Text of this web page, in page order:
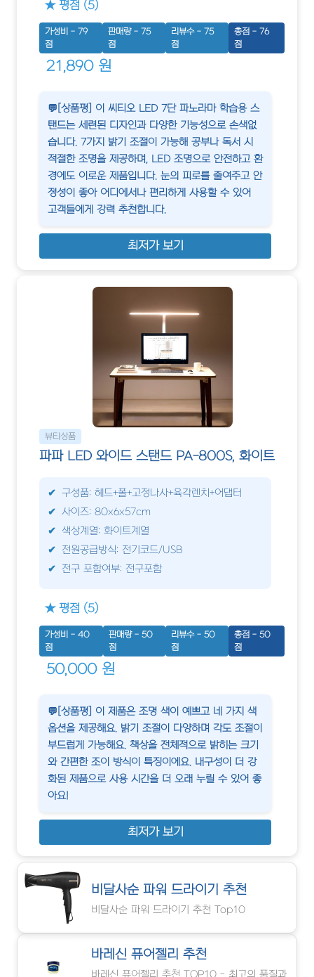
★ 평점 (5)
가성비 - 79
점
판매량 - 75
점
리뷰수 - 75
점
총점 - 76
점
21,890 원
💬[상품평] 이 씨티오 LED 7단 파노라마 학습용 스
탠드는 세련된 디자인과 다양한 기능성으로 손색없
습니다. 7가지 밝기 조절이 가능해 공부나 독서 시
적절한 조명을 제공하며, LED 조명으로 안전하고 환
경에도 이로운 제품입니다. 눈의 피로를 줄여주고 안
정성이 좋아 어디에서나 편리하게 사용할 수 있어
고객들에게 강력 추천합니다.
최저가 보기
뷰티상품
파파 LED 와이드 스탠드 PA-800S, 화이트
구성품: 헤드+폴+고정나사+육각렌치+어댑터
사이즈: 80x6x57cm
색상계열: 화이트계열
전원공급방식: 전기코드/USB
전구 포함여부: 전구포함
★ 평점 (5)
가성비 - 40
점
판매량 - 50
점
리뷰수 - 50
점
총점 - 50
점
50,000 원
💬[상품평] 이 제품은 조명 색이 예쁘고 네 가지 색
옵션을 제공해요. 밝기 조절이 다양하며 각도 조절이
부드럽게 가능해요. 책상을 전체적으로 밝히는 크기
와 간편한 조이 방식이 특징이에요. 내구성이 더 강
화된 제품으로 사용 시간을 더 오래 누릴 수 있어 좋
아요!
최저가 보기
비달사순 파워 드라이기 추천
비달사순 파워 드라이기 추천 Top10
바레신 퓨어젤리 추천
바레신 퓨어젤리 추천 TOP10 - 최고의 품질과